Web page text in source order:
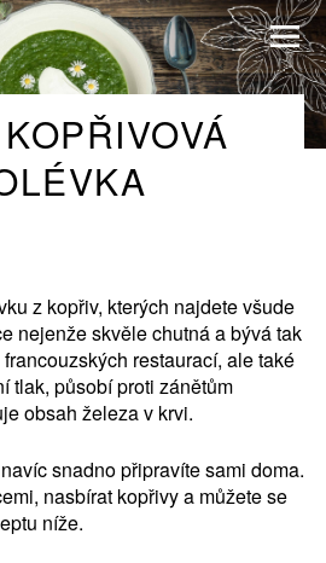
z kopřiv, kterých najdete všude
nejenže skvěle chutná a bývá tak
restaurací, ale také
tlak, působí proti zánětům
obsah železa v krvi.
snadno připravíte sami doma.
nasbírat kopřivy a můžete se
níže.